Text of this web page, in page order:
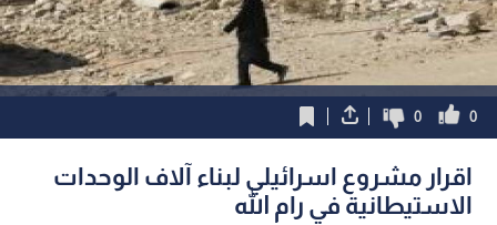
0
0
اقرار مشروع اسرائيلي لبناء آلاف الوحدات
الاستيطانية في رام الله